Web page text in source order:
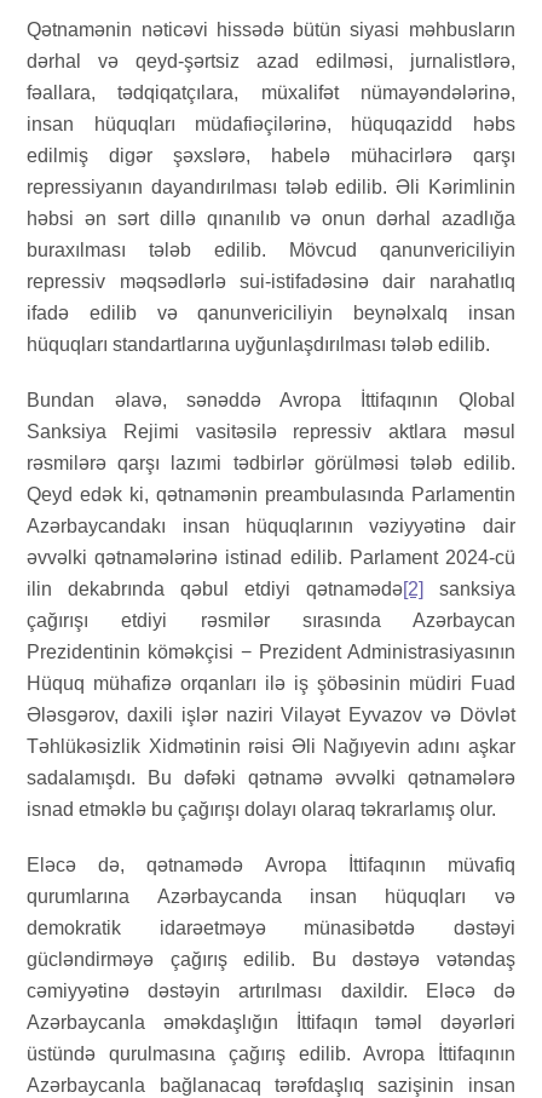
Qətnamənin nəticəvi hissədə bütün siyasi məhbusların
dərhal və qeyd-şərtsiz azad edilməsi, jurnalistlərə,
fəallara, tədqiqatçılara, müxalifət nümayəndələrinə,
insan hüquqları müdafiəçilərinə, hüquqazidd həbs
edilmiş digər şəxslərə, habelə mühacirlərə qarşı
repressiyanın dayandırılması tələb edilib. Əli Kərimlinin
həbsi ən sərt dillə qınanılıb və onun dərhal azadlığa
buraxılması tələb edilib. Mövcud qanunvericiliyin
repressiv məqsədlərlə sui-istifadəsinə dair narahatlıq
ifadə edilib və qanunvericiliyin beynəlxalq insan
hüquqları standartlarına uyğunlaşdırılması tələb edilib.
Bundan əlavə, sənəddə Avropa İttifaqının Qlobal
Sanksiya Rejimi vasitəsilə repressiv aktlara məsul
rəsmilərə qarşı lazımi tədbirlər görülməsi tələb edilib.
Qeyd edək ki, qətnamənin preambulasında Parlamentin
Azərbaycandakı insan hüquqlarının vəziyyətinə dair
əvvəlki qətnamələrinə istinad edilib. Parlament 2024-cü
ilin dekabrında qəbul etdiyi qətnamədə[2]
sanksiya
çağırışı etdiyi rəsmilər sırasında Azərbaycan
Prezidentinin köməkçisi − Prezident Administrasiyasının
Hüquq mühafizə orqanları ilə iş şöbəsinin müdiri Fuad
Ələsgərov, daxili işlər naziri Vilayət Eyvazov və Dövlət
Təhlükəsizlik Xidmətinin rəisi Əli Nağıyevin adını aşkar
sadalamışdı. Bu dəfəki qətnamə əvvəlki qətnamələrə
isnad etməklə bu çağırışı dolayı olaraq təkrarlamış olur.
Eləcə də, qətnamədə Avropa İttifaqının müvafiq
qurumlarına Azərbaycanda insan hüquqları və
demokratik idarəetməyə münasibətdə dəstəyi
gücləndirməyə çağırış edilib. Bu dəstəyə vətəndaş
cəmiyyətinə dəstəyin artırılması daxildir. Eləcə də
Azərbaycanla əməkdaşlığın İttifaqın təməl dəyərləri
üstündə qurulmasına çağırış edilib. Avropa İttifaqının
Azərbaycanla bağlanacaq tərəfdaşlıq sazişinin insan